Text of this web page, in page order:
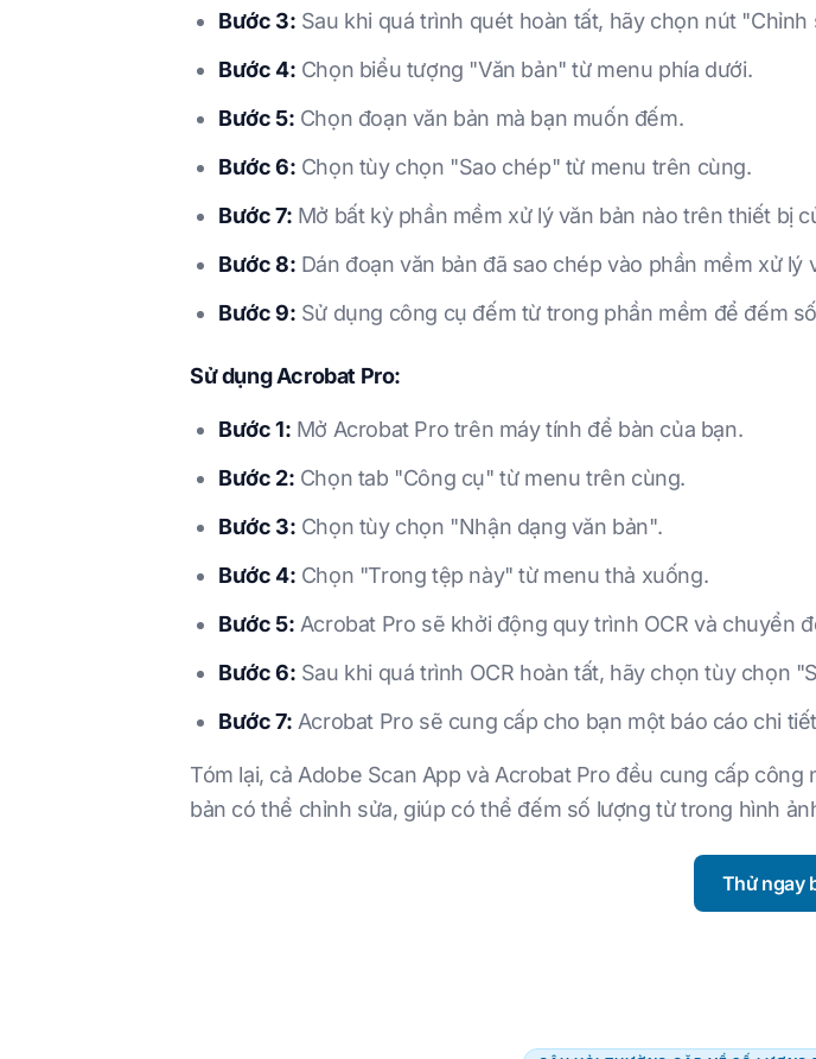
Bước 3: Sau khi quá trình quét hoàn tất, hãy chọn nút "Chỉnh
Bước 4: Chọn biểu tượng "Văn bản" từ menu phía dưới.
Bước 5: Chọn đoạn văn bản mà bạn muốn đếm.
Bước 6: Chọn tùy chọn "Sao chép" từ menu trên cùng.
Bước 7: Mở bất kỳ phần mềm xử lý văn bản nào trên thiết bị
Bước 8: Dán đoạn văn bản đã sao chép vào phần mềm xử lý
Bước 9: Sử dụng công cụ đếm từ trong phần mềm để đếm
Sử dụng Acrobat Pro:
Bước 1: Mở Acrobat Pro trên máy tính để bàn của bạn.
Bước 2: Chọn tab "Công cụ" từ menu trên cùng.
Bước 3: Chọn tùy chọn "Nhận dạng văn bản".
Bước 4: Chọn "Trong tệp này" từ menu thả xuống.
Bước 5: Acrobat Pro sẽ khởi động quy trình OCR và chuyển
Bước 6: Sau khi quá trình OCR hoàn tất, hãy chọn tùy chọn
Bước 7: Acrobat Pro sẽ cung cấp cho bạn một báo cáo chi
Tóm lại, cả Adobe Scan App và Acrobat Pro đều cung cấp
bản có thể chỉnh sửa, giúp có thể đếm số lượng từ trong hình
Thử ngay